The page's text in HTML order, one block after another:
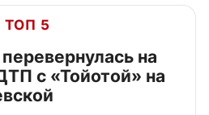
ТОП 5
на
с «Тойотой» на